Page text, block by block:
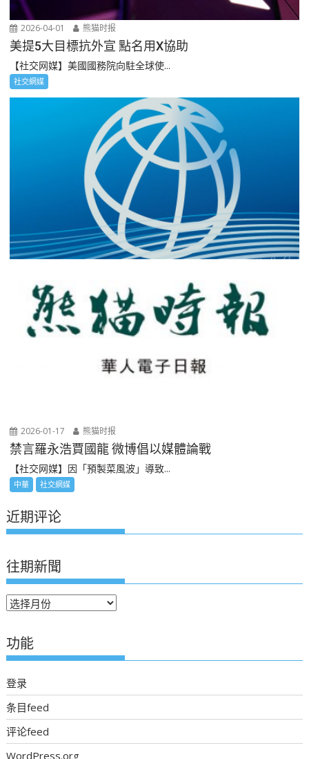
2026-04-01 熊猫时报
美提5大目標抗外宣 點名用X協助
【社交网媒】美國國務院向駐全球使...
社交網媒
2026-01-17 熊猫时报
禁言羅永浩賈國龍 微博倡以媒體論戰
【社交网媒】因「預製菜風波」導致...
中華 社交網媒
近期评论
往期新聞
往
新
聞
功能
登录
条目feed
评论feed
WordPress.org